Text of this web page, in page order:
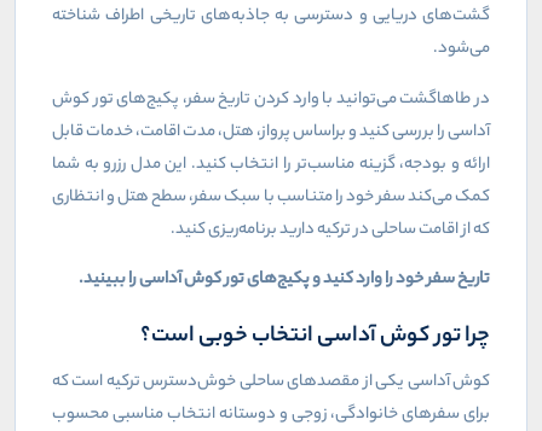
گشت‌های دریایی و دسترسی به جاذبه‌های تاریخی اطراف شناخته
می‌شود.
در طاهاگشت می‌توانید با وارد کردن تاریخ سفر، پکیج‌های تور کوش
آداسی را بررسی کنید و براساس پرواز، هتل، مدت اقامت، خدمات قابل
ارائه و بودجه، گزینه مناسب‌تر را انتخاب کنید. این مدل رزرو به شما
کمک می‌کند سفر خود را متناسب با سبک سفر، سطح هتل و انتظاری
که از اقامت ساحلی در ترکیه دارید برنامه‌ریزی کنید.
تاریخ سفر خود را وارد کنید و پکیج‌های تور کوش آداسی را ببینید.
چرا تور کوش آداسی انتخاب خوبی است؟
کوش آداسی یکی از مقصدهای ساحلی خوش‌دسترس ترکیه است که
برای سفرهای خانوادگی، زوجی و دوستانه انتخاب مناسبی محسوب